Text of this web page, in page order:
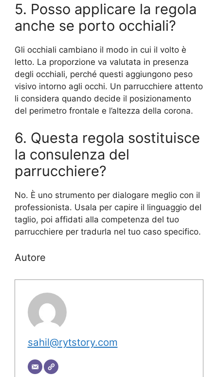
5. Posso applicare la regola
anche se porto occhiali?
Gli occhiali cambiano il modo in cui il volto è
letto. La proporzione va valutata in presenza
degli occhiali, perché questi aggiungono peso
visivo intorno agli occhi. Un parrucchiere attento
li considera quando decide il posizionamento
del perimetro frontale e l’altezza della corona.
6. Questa regola sostituisce
la consulenza del
parrucchiere?
No. È uno strumento per dialogare meglio con il
professionista. Usala per capire il linguaggio del
taglio, poi affidati alla competenza del tuo
parrucchiere per tradurla nel tuo caso specifico.
Autore
sahil@rytstory.com